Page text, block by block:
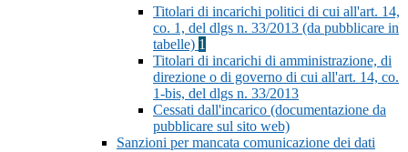
Titolari di incarichi politici di cui all'art. 14,
co. 1, del dlgs n. 33/2013 (da pubblicare in
tabelle) 1
Titolari di incarichi di amministrazione, di
direzione o di governo di cui all'art. 14, co.
1-bis, del dlgs n. 33/2013
Cessati dall'incarico (documentazione da
pubblicare sul sito web)
Sanzioni per mancata comunicazione dei dati